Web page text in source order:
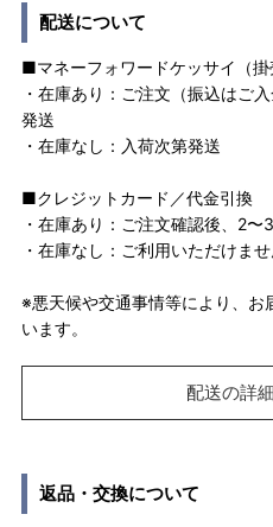
配送について
■マネーフォワードケッサイ（掛
・在庫あり：ご注文（振込はご
発送
・在庫なし：入荷次第発送
■クレジットカード／代金引換
・在庫あり：ご注文確認後、2〜
・在庫なし：ご利用いただけま
※悪天候や交通事情等により、お
います。
配送の詳
返品・交換について